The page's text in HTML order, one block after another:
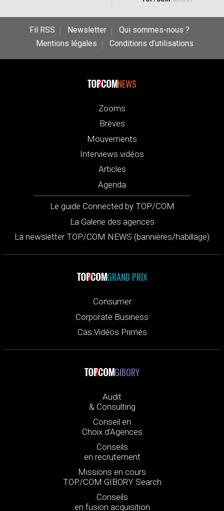
Fil RSS Newsletter
Qui sommes-nous ?
Mentions légales
Conditions d’utilisations
NEWS
Zooms
Brèves
Mouvements
Interviews vidéos
Articles
Agenda
Le guide Connected by TOP/COM
La Galerie des agences
La newsletter TOP/COM NEWS (bannières/habillage)
GRAND PRIX
Consumer
Corporate Business
Cas Vidéos Primés
GIBORY
Audit
& Consulting
Conseil en
Choix d’Agences
Conseils
en recrutement
Missions en cours
TOP/COM GIBORY Search
Conseils
en fusion acquisition